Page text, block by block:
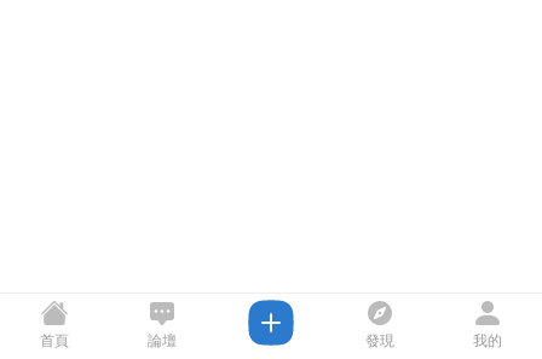
首頁 論壇 發現 我的